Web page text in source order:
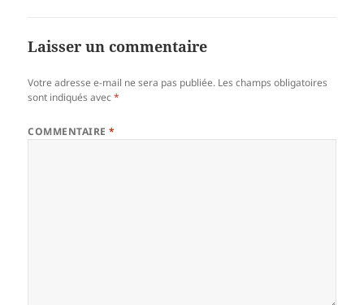
Laisser un commentaire
Votre adresse e-mail ne sera pas publiée. Les champs obligatoires
sont indiqués avec*
COMMENTAIRE*